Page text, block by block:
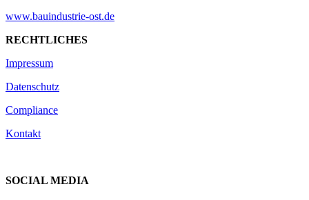
www.bauindustrie-ost.de
RECHTLICHES
Impressum
Datenschutz
Compliance
Kontakt
SOCIAL MEDIA